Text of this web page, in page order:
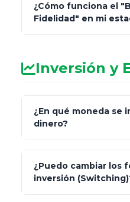
¿Cómo funciona el
Fidelidad" en mi
Inversión y
¿En qué moneda se
dinero?
inflación), Dólares
¿Puedo cambiar los
inversión